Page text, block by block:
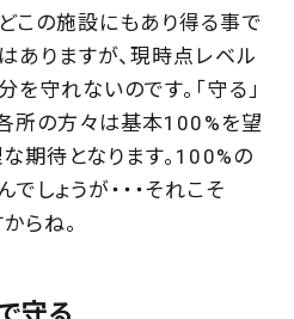
この施設にもあり得る事で
ありますが、現時点レベル
守れないのです。「守る」
所の方々は基本100%を望
期待となります。100%の
しょうが・・・それこそ
らね。